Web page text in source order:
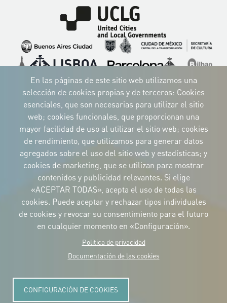
Imagen
Imagen
ImagenImagen Imagen
Imagen
ImagenImagenImagen
IDENTIDAD CORPORATIVA
Descargue
los logotipos
y el manual
NEWSLETTER
CONTACTO
Carrer Avinyó, 15
08002 Barcelona
culture@uclg.org
En las páginas de este sitio web utilizamos una
selección de cookies propias y de terceros: Cookies
esenciales, que son necesarias para utilizar el sitio
web; cookies funcionales, que proporcionan una
mayor facilidad de uso al utilizar el sitio web; cookies
de rendimiento, que utilizamos para generar datos
agregados sobre el uso del sitio web y estadísticas; y
cookies de marketing, que se utilizan para mostrar
contenidos y publicidad relevantes. Si elige
«ACEPTAR TODAS», acepta el uso de todas las
cookies. Puede aceptar y rechazar tipos individuales
de cookies y revocar su consentimiento para el futuro
en cualquier momento en «Configuración».
Politica de privacidad
Documentación de las cookies
CONFIGURACIÓN DE COOKIES